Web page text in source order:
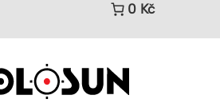
0 Kč